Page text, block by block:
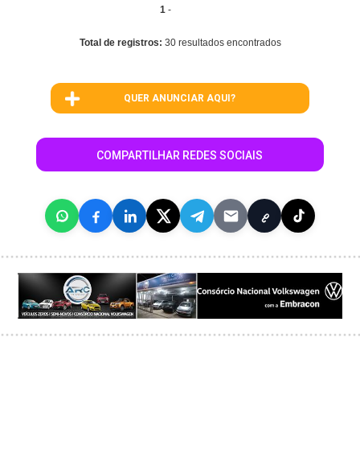
1 -
Total de registros: 30 resultados encontrados
QUER ANUNCIAR AQUI?
COMPARTILHAR REDES SOCIAIS